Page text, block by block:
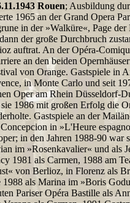
Rouen; Ausbildung
1965 an der Grand Opera
in der »Walküre«, Page
der große Durchbruch
auftrat. An der Opéra-
an den beiden
von Orange. Gastspiele in
in Monte Carlo und seit
Oper am Rhein Düsseldorf-
1986 mit großen Erfolg die
Gastspiele an der
in »L'Heure
in den Jahren 1988-90
im »Rosenkavalier« und als
1981 als Carmen, 1988 am
von Berlioz, in Florenz als
1988 als Marina im »Boris
Pariser Opéra Bastille als